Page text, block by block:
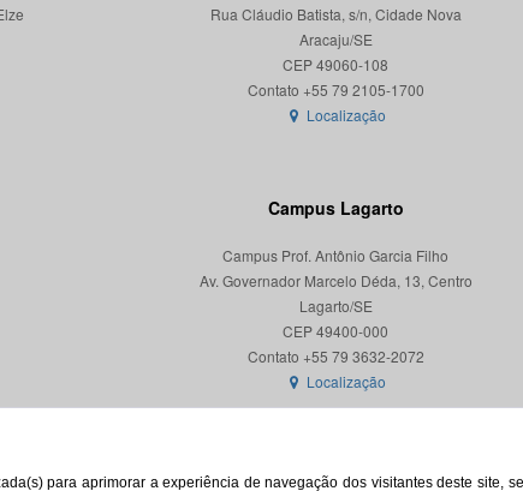
para aprimorar a experiência de navegação dos visitantes deste site,
Rua Cláudio Batista, s/n, Cidade Nova
Aracaju/SE
CEP 49060-108
Localização
Campus Lagarto
Campus Prof. Antônio Garcia Filho
Av. Governador Marcelo Déda, 13, Centro
Lagarto/SE
CEP 49400-000
Localização